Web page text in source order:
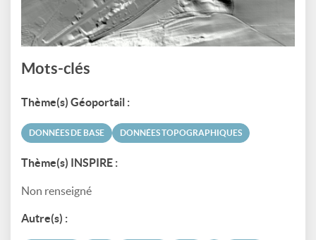
Mots-clés
Thème(s) Géoportail :
DONNÉES DE BASE DONNÉES TOPOGRAPHIQUES
Thème(s) INSPIRE :
Non renseigné
Autre(s) :